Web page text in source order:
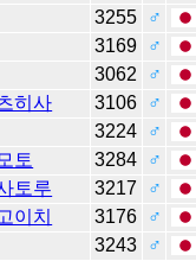
3255
♂
3169
♂
3062
♂
히사 3106
♂
3224
♂
토 3284
♂
토루 3217
♂
이치 3176
♂
3243
♂